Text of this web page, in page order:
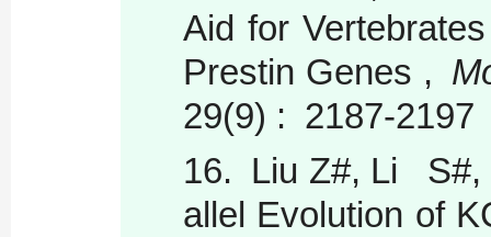
Aid for
Prestin Genes ,
29(9) : 2187-2197
16. Liu Z#, Li S#,
allel Evolution of